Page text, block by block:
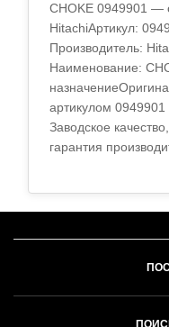
CHOKE 0949901 —
HitachiАртикул:
Производитель:
Наименование:
артикулом 0949901
Заводское
гарантия